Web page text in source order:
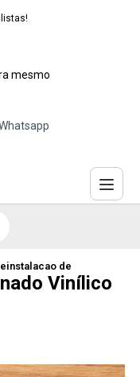
mesmo
piso laminado escuro
instalacao de piso
Vinílico